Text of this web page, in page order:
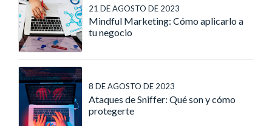
21 DE AGOSTO DE 2023
Mindful Marketing: Cómo aplicarlo a
tu negocio
8 DE AGOSTO DE 2023
Ataques de Sniffer: Qué son y cómo
protegerte